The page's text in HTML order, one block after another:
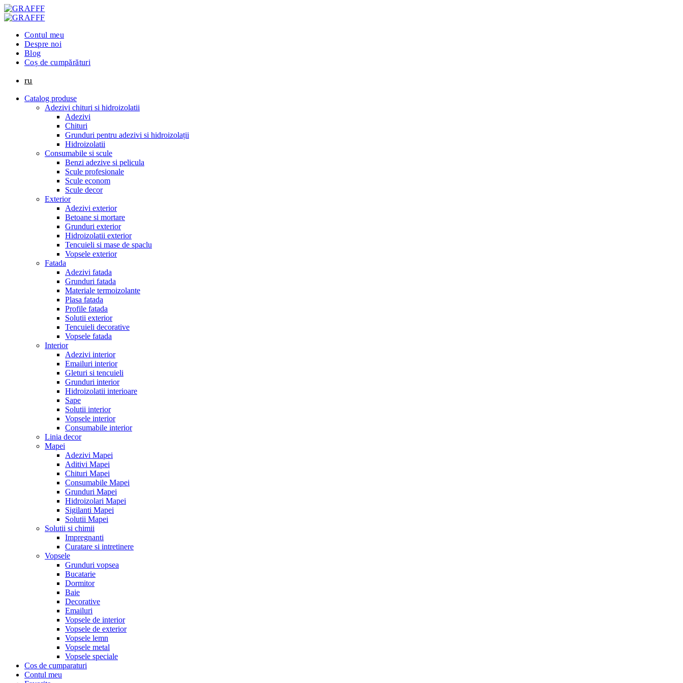
Contul meu
Despre noi
Blog
Coș de cumpărături
ru
Catalog produse
Adezivi chituri si hidroizolatii
Adezivi
Chituri
Grunduri pentru adezivi si hidroizolații
Hidroizolatii
Consumabile si scule
Benzi adezive si pelicula
Scule profesionale
Scule econom
Scule decor
Exterior
Adezivi exterior
Betoane si mortare
Grunduri exterior
Hidroizolatii exterior
Tencuieli si mase de spaclu
Vopsele exterior
Fatada
Adezivi fatada
Grunduri fatada
Materiale termoizolante
Plasa fatada
Profile fatada
Solutii exterior
Tencuieli decorative
Vopsele fatada
Interior
Adezivi interior
Emailuri interior
Gleturi si tencuieli
Grunduri interior
Hidroizolatii interioare
Sape
Solutii interior
Vopsele interior
Consumabile interior
Linia decor
Mapei
Adezivi Mapei
Aditivi Mapei
Chituri Mapei
Consumabile Mapei
Grunduri Mapei
Hidroizolari Mapei
Sigilanti Mapei
Solutii Mapei
Solutii si chimii
Impregnanti
Curatare si intretinere
Vopsele
Grunduri vopsea
Bucatarie
Dormitor
Baie
Decorative
Emailuri
Vopsele de interior
Vopsele de exterior
Vopsele lemn
Vopsele metal
Vopsele speciale
Cos de cumparaturi
Contul meu